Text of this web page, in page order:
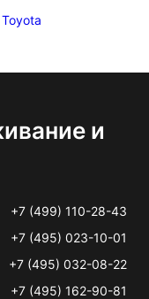
и
+7 (499) 110-28-43
+7 (495) 023-10-01
+7 (495) 032-08-22
+7 (495) 162-90-81